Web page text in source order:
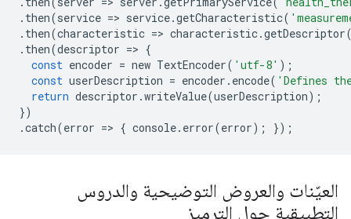
. then(service => service.getCharacteristic(
. then(characteristic => characteristic.getDescriptor
. then(descriptor => {
const encoder = new TextEncoder( 'utf-8' );
const userDescription = encoder . encode( 'Defines
return descriptor .writeValue(userDescription);
})
.catch(error => { console. error(error); });
العيّنات والعروض التوضيحية والدروس
التطبيقية حول الترميز